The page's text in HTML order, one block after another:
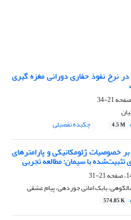
نرخ نفوذ حفاری دورانی مغزه گیری
21-34
4.5 M چکیده تفصیلی
خصوصیات ژئومکانیکی و پارامترهای
با سیمان: مطالعه تجربی
21-31
بابک امانی جوردهی، پیام عشقی
574.85 K